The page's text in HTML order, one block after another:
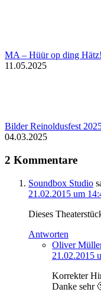
MA – Hüür op ding Hätz!
11.05.2025
Bilder Reinoldusfest
04.03.2025
2 Kommentare
Soundbox Studio
21.02.2015 um
Dieses
Antworten
Oliver
21.02.2015
Korrekter
Danke sehr